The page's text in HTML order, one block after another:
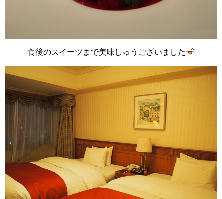
食後のスイーツまで美味しゅうございました